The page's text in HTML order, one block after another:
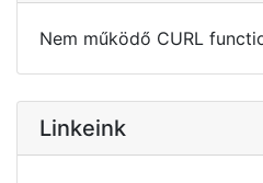
Nem működő CURL
Linkeink